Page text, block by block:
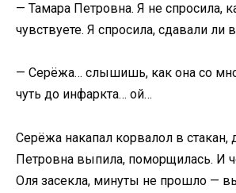
— Тамара Петровна. Я не спросила,
чувствуете. Я спросила, сдавали ли
— Серёжа… слышишь, как она со
чуть до инфаркта… ой…
Серёжа накапал корвалол в стакан,
Петровна выпила, поморщилась. И
Оля засекла, минуты не прошло —